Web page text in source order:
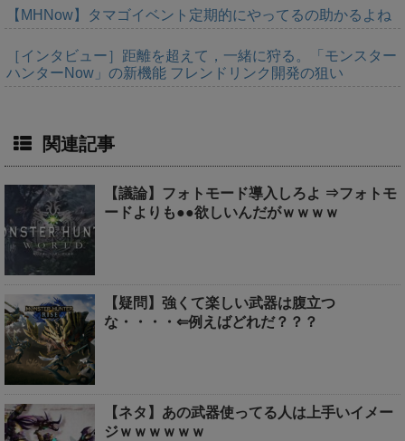
【MHNow】タマゴイベント定期的にやってるの助かるよね
［インタビュー］距離を超えて，一緒に狩る。「モンスター
ハンターNow」の新機能 フレンドリンク開発の狙い
関連記事
【議論】フォトモード導入しろよ ⇒フォトモ
ードよりも●●欲しいんだがｗｗｗｗ
【疑問】強くて楽しい武器は腹立つ
な・・・・⇐例えばどれだ？？？
【ネタ】あの武器使ってる人は上手いイメー
ジｗｗｗｗｗｗ